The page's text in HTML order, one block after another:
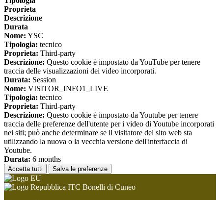
Proprieta
Descrizione
Durata
Nome: YSC
Tipologia: tecnico
Proprieta: Third-party
Descrizione: Questo cookie è impostato da YouTube per tenere
traccia delle visualizzazioni dei video incorporati.
Durata: Session
Nome: VISITOR_INFO1_LIVE
Tipologia: tecnico
Proprieta: Third-party
Descrizione: Questo cookie è impostato da Youtube per tenere
traccia delle preferenze dell'utente per i video di Youtube incorporati
nei siti; può anche determinare se il visitatore del sito web sta
utilizzando la nuova o la vecchia versione dell'interfaccia di
Youtube.
Durata: 6 months
Accetta tutti Salva le preferenze
ITC Bonelli di Cuneo